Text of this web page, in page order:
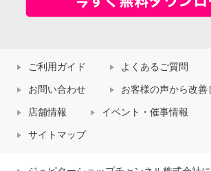
ご利用ガイド よくあるご質問
お問い合わせ お客様の声から改善
店舗情報 イベント・催事情報
サイトマップ